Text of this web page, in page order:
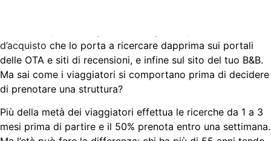
d’acquisto che lo porta a ricercare dapprima sui portali
delle OTA e siti di recensioni, e infine sul sito del tuo B&B.
Ma sai come i viaggiatori si comportano prima di decidere
di prenotare una struttura?
Più della metà dei viaggiatori effettua le ricerche da 1 a 3
mesi prima di partire e il 50% prenota entro una settimana.